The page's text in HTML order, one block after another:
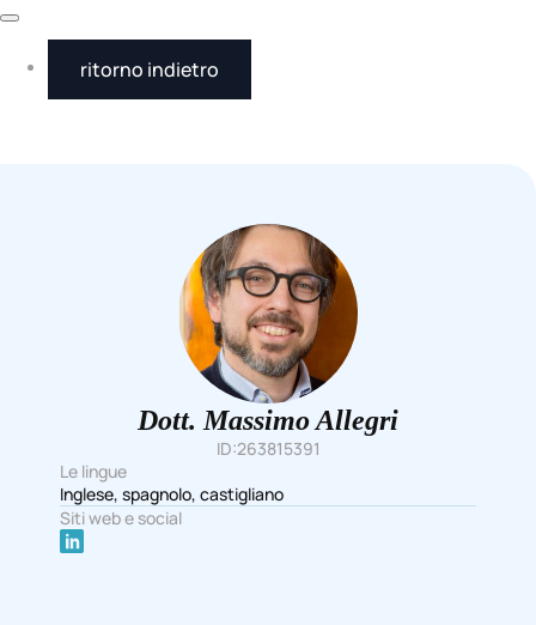
ritorno indietro
Dott. MassimoAllegri
ID:263815391
Le lingue
Inglese, spagnolo, castigliano
Siti web e social